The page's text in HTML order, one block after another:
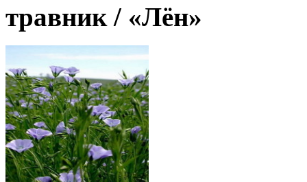
травник / «Лён»